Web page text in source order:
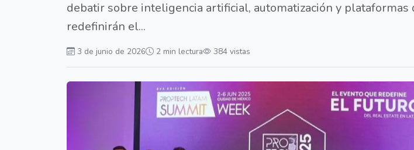
debatir sobre inteligencia artificial, automatización y plataformas
redefinirán el...
3 de junio de 2026 2 min lectura 384 vistas